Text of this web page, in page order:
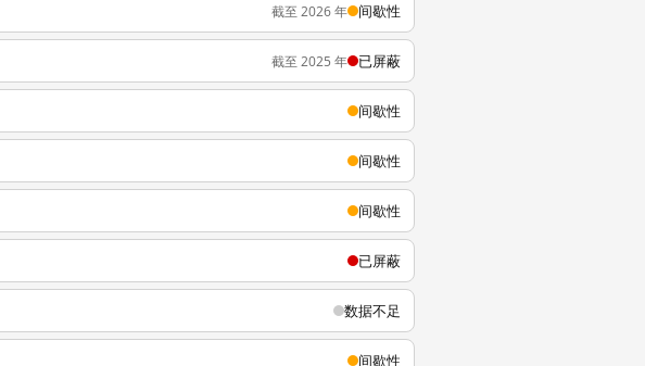
截至 2026 年 间歇性
截至 2025 年 已屏蔽
间歇性
间歇性
间歇性
已屏蔽
数据不足
间歇性